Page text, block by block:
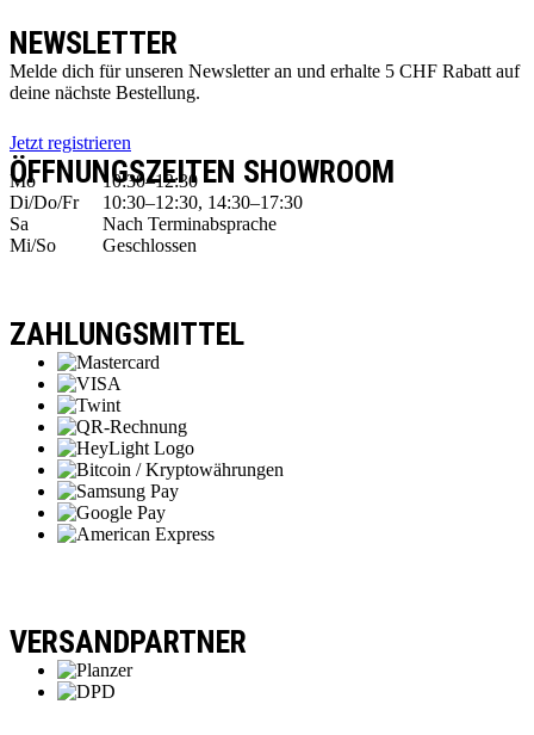
NEWSLETTER
Melde dich für unseren Newsletter an und erhalte 5 CHF Rabatt auf
deine nächste Bestellung.
Jetzt registrieren
ÖFFNUNGSZEITEN SHOWROOM
Mo
10:30–12:30
Di/Do/Fr
10:30–12:30, 14:30–17:30
Sa
Nach Terminabsprache
Mi/So
Geschlossen
ZAHLUNGSMITTEL
VERSANDPARTNER